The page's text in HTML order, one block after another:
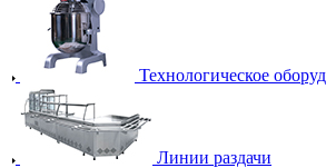
Технологическое
Линии раздачи